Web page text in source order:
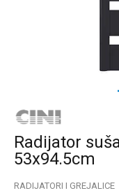
Radijator
53x94.5cm
RADIJATORI I GREJALICE